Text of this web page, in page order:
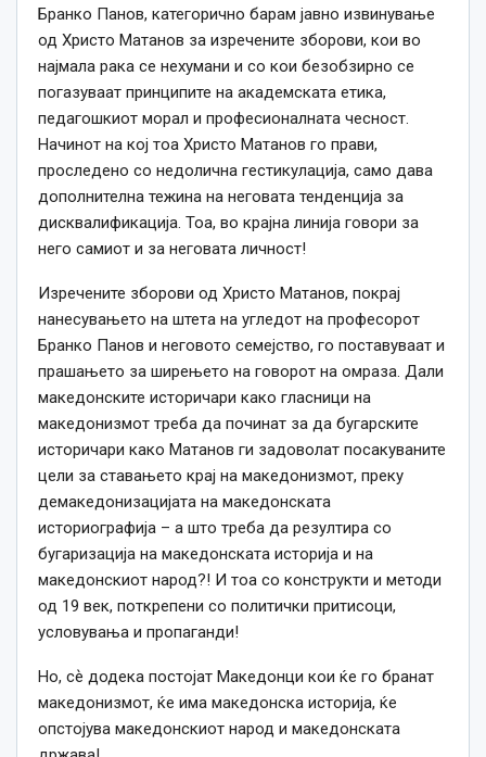
Бранко Панов, категорично барам јавно извинување
од Христо Матанов за изречените зборови, кои во
најмала рака се нехумани и со кои безобзирно се
погазуваат принципите на академската етика,
педагошкиот морал и професионалната чесност.
Начинот на кој тоа Христо Матанов го прави,
проследено со недолична гестикулација, само дава
дополнителна тежина на неговата тенденција за
дисквалификација. Тоа, во крајна линија говори за
него самиот и за неговата личност!
Изречените зборови од Христо Матанов, покрај
нанесувањето на штета на угледот на професорот
Бранко Панов и неговото семејство, го поставуваат и
прашањето за ширењето на говорот на омраза. Дали
македонските историчари како гласници на
македонизмот треба да починат за да бугарските
историчари како Матанов ги задоволат посакуваните
цели за ставањето крај на македонизмот, преку
демакедонизацијата на македонската
историографија – а што треба да резултира со
бугаризација на македонската историја и на
македонскиот народ?! И тоа со конструкти и методи
од 19 век, поткрепени со политички притисоци,
условувања и пропаганди!
Но, сѐ додека постојат Македонци кои ќе го бранат
македонизмот, ќе има македонска историја, ќе
опстојува македонскиот народ и македонската